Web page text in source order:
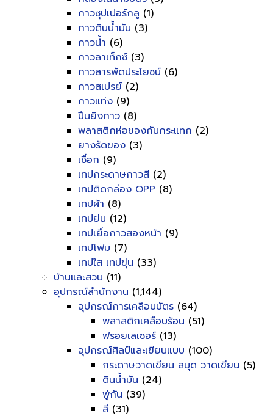
กาวซุปเปอร์กลู (1)
กาวดินน้ำมัน (3)
กาวน้ำ (6)
กาวลาเท็กซ์ (3)
กาวสารพัดประโยชน์ (6)
กาวสเปรย์ (2)
กาวแท่ง (9)
ปืนยิงกาว (8)
พลาสติกห่อของกันกระแทก (2)
ยางรัดของ (3)
เชื่อก (9)
เทปกระดาษกาวสี (2)
เทปติดกล่อง OPP (8)
เทปผ้า (8)
เทปย่น (12)
เทปเยื่อกาวสองหน้า (9)
เทปโฟม (7)
เทปใส เทปขุ่น (33)
บ้านและสวน (11)
อุปกรณ์สำนักงาน (1,144)
อุปกรณ์การเคลือบบัตร (64)
พลาสติกเคลือบร้อน (51)
ฟรอยเลเซอร์ (13)
อุปกรณ์ศิลป์และเขียนแบบ (100)
กระดาษวาดเขียน สมุด วาดเขียน (5)
ดินน้ำมัน (24)
พู่กัน (39)
สี (31)